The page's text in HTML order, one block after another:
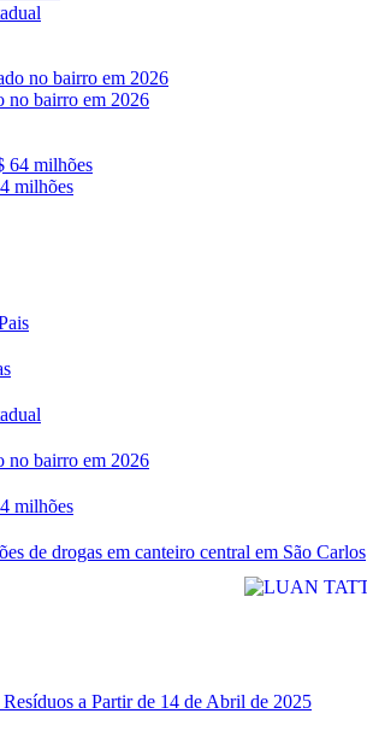
no bairro em 2026
milhões
no bairro em 2026
milhões
de drogas em canteiro central em São Carlos
a Partir de 14 de Abril de 2025